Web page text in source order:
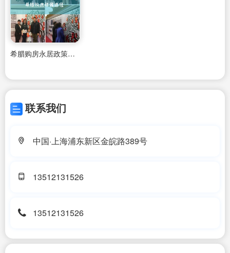
希腊购房永居政策是什么意思
联系我们
中国·上海浦东新区金皖路389号
13512131526
13512131526